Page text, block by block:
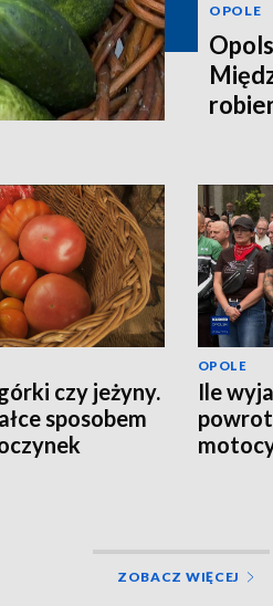
OPOLE
czy jeżyny.
sposobem
OPOLE
Ile
ZOBACZ WIĘCEJ